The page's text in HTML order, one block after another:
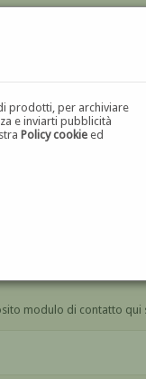
prodotti, per archiviare
e inviarti pubblicità
Policy cookie ed
UN'OPERA DI GIACOMO
modulo di contatto qui